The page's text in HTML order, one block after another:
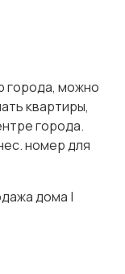
города, можно
квартиры,
города.
номер для
дома |